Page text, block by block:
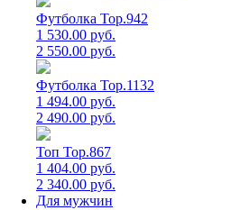
Футболка Top.942
1 530.00 руб.
2 550.00 руб.
Футболка Top.1132
1 494.00 руб.
2 490.00 руб.
Топ Top.867
1 404.00 руб.
2 340.00 руб.
Для мужчин